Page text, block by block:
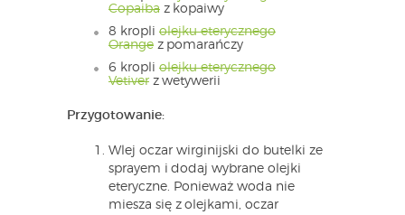
Copaiba z kopaiwy
8 kropli olejku eterycznego
Orange z pomarańczy
6 kropli olejku eterycznego
Vetiver z wetywerii
Przygotowanie:
Wlej oczar wirginijski do butelki ze
sprayem i dodaj wybrane olejki
eteryczne. Ponieważ woda nie
miesza się z olejkami, oczar